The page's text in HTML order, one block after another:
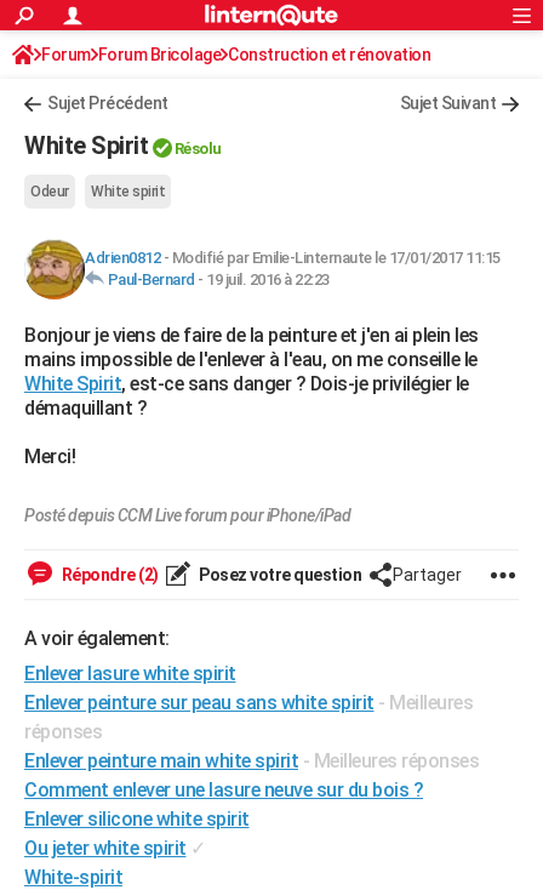
ACTUALITÉS
Politique
Société
Faits Divers
Education
Monde
Villes
+
Essais
Réserver un essai
Citadines
Berlines
SUV
Forum auto
+HIGH-TECH
BRICOLAGE
Forum
Aménagement intérieur
Extérieur
Cuisine
Salle de bains
Jardinage
Rangement
WEEK-END
Guides de France
Escapades
Patrimoine
Expositions
Musées
Week-end nature
+LIFESTYLE
Art de vivre
Bien-être
Loisirs
Mode
Modes de vie
Alimentation
Guide de la santé
Maladies
Médicaments
Sommeil
VOYAGE
Destinations
City break
Voyage nature
Voyage de noces
Forum
Climat
PHOTO
BONS PLANS
CARTE DE VOEUX
Carte de Noël
Carte Bonne année
Carte Saint-Valentin
Carte Pâques
Carte d'anniversaire
DICTIONNAIRE
Dictionnaire
Biographies
Citations
Expressions
Proverbes
PROGRAMME TV
COPAINS D'AVANT
Rechercher
S'inscrire
Connexion
Forum Forum Bricolage Construction et rénovation
Peinture, Vernis, Tapissserie
Sujet Précédent Sujet Suivant
White Spirit Résolu
Odeur White spirit
Adrien0812- Modifié par Emilie-Linternaute le 17/01/2017 11:15
Paul-Bernard - 19 juil. 2016 à 22:23
Bonjour je viens de faire de la peinture et j'en ai plein les
mains impossible de l'enlever à l'eau, on me conseille le
White Spirit, est-ce sans danger ? Dois-je privilégier le
démaquillant ?
Merci!
Posté depuis CCM Live forum pour iPhone/iPad
Répondre (2) Posez votre question Partager
A voir également:
Enlever lasure white spirit
Enlever peinture sur peau sans white spirit - Meilleures
réponses
Enlever peinture main white spirit - Meilleures réponses
Comment enlever une lasure neuve sur du bois ?
Enlever silicone white spirit
Ou jeter white spirit ✓
White-spirit